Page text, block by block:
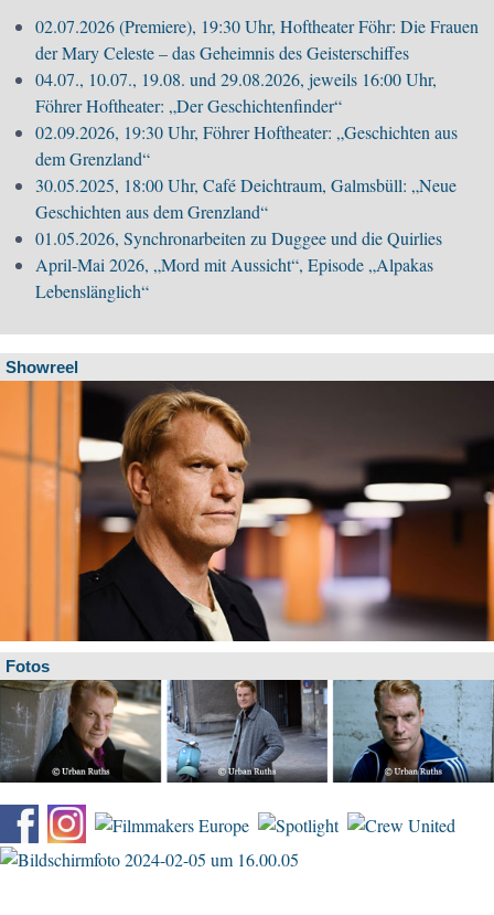
02.07.2026 (Premiere), 19:30 Uhr, Hoftheater Föhr: Die Frauen
der Mary Celeste – das Geheimnis des Geisterschiffes
04.07., 10.07., 19.08. und 29.08.2026, jeweils 16:00 Uhr,
Föhrer Hoftheater: „Der Geschichtenfinder“
02.09.2026, 19:30 Uhr, Föhrer Hoftheater: „Geschichten aus
dem Grenzland“
30.05.2025, 18:00 Uhr, Café Deichtraum, Galmsbüll: „Neue
Geschichten aus dem Grenzland“
01.05.2026, Synchronarbeiten zu Duggee und die Quirlies
April-Mai 2026, „Mord mit Aussicht“, Episode „Alpakas
Lebenslänglich“
Showreel
Fotos